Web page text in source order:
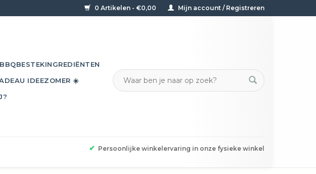
0 Artikelen - €0,00 Mijn account / Registreren
BBQBESTEKINGREDIËNTEN
IDEEZOMER ☀️
✔ Persoonlijke winkelervaring in onze fysieke winkel